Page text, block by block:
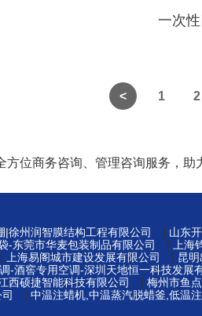
一次
1 2
方位商务咨询、管理咨询服务，
徐州润智膜结构工程有限公司 山东
-东莞市华麦包装制品有限公司
上海
上海易阁城市建设发展有限公司
昆
-酒窖专用空调-深圳天地恒一科技发展
西硕捷智能科技有限公司 梅州市鱼
中温注蜡机,中温蒸汽脱蜡釜,低温